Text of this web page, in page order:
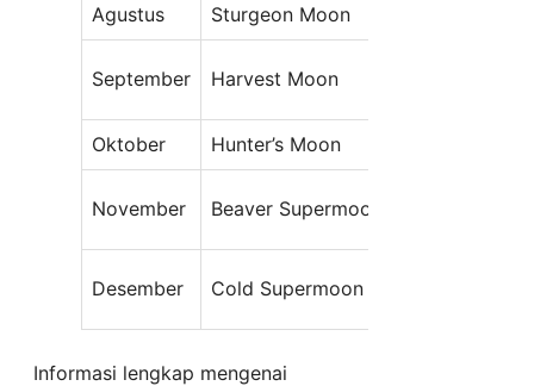
Agustus Sturgeon Moon
September Harvest Moon
Oktober Hunter’s Moon
November Beaver Supermoon
Desember Cold Supermoon
Informasi lengkap mengenai